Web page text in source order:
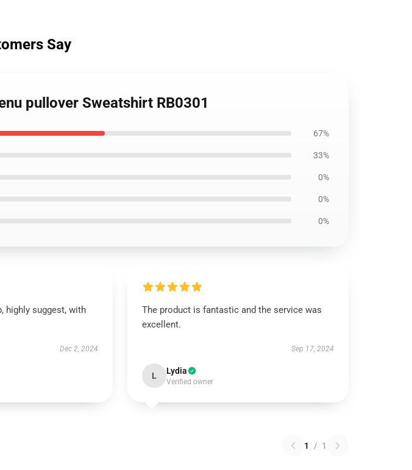
Say
pullover Sweatshirt RB0301
67%
33%
0%
0%
0%
highly suggest, with
Dec 2, 2024
The product is fantastic and the service was
excellent.
Sep 17, 2024
L Lydia
Verified owner
1 / 1